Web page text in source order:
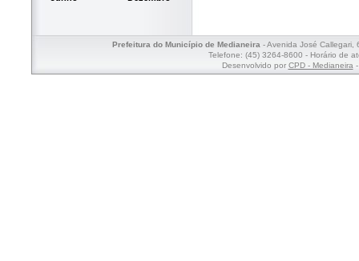
Prefeitura do Município de Medianeira- Avenida José Callegari,
Telefone: (45) 3264-8600 - Horário de
Desenvolvido por CPD - Medianeira-